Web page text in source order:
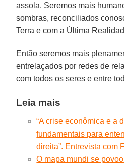
assola. Seremos mais
sombras, reconciliados
Terra e com a Última
Então seremos mais
entrelaçados por redes de
com todos os seres e entre
Leia mais
“A crise econômica e a
fundamentais para
direita”. Entrevista com
O mapa mundi se